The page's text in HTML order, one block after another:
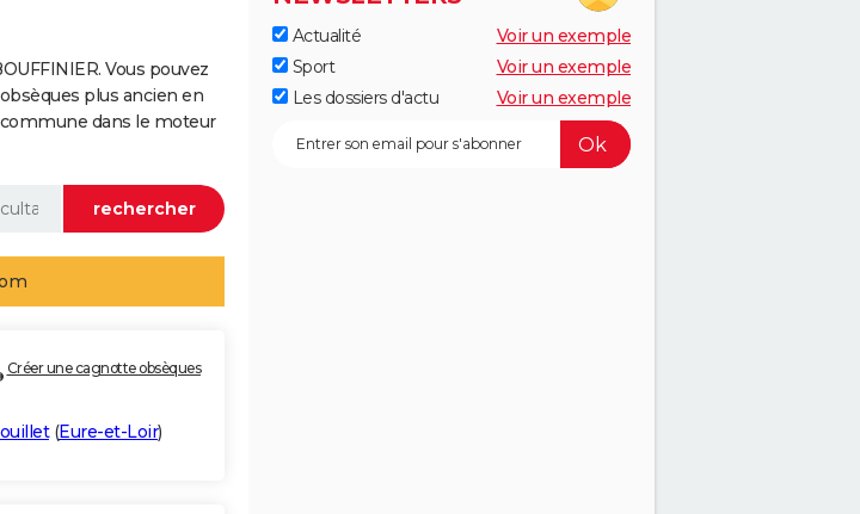
Vous pouvez
plus ancien en
dans le moteur
Créer une cagnotte obsèques
(Eure-et-Loir)
Actualité
Voir un exemple
Sport
Voir un exemple
Les dossiers d'actu
Voir un exemple